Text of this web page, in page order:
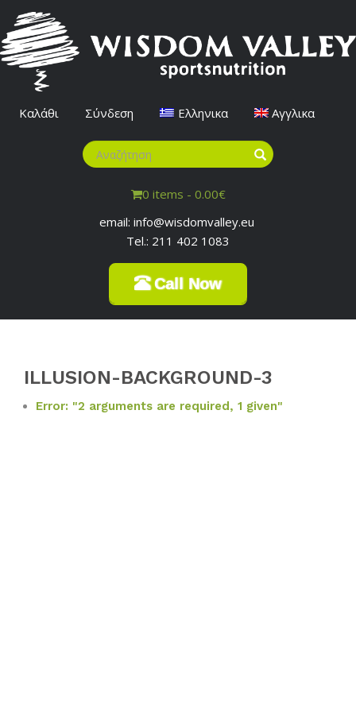
Καλάθι Σύνδεση Ελληνικα Αγγλικα
0 items - 0.00€
email: info@wisdomvalley.eu
Tel.: 211 402 1083
Call Now
ILLUSION-BACKGROUND-3
Error: "2 arguments are required, 1 given"